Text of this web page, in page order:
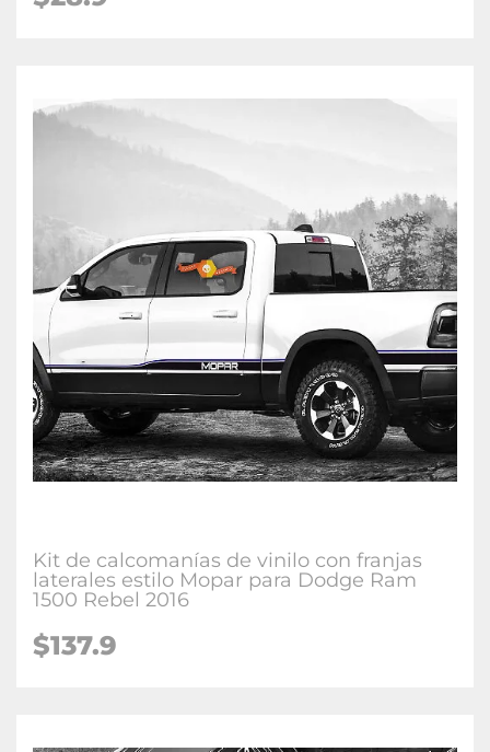
Kit de calcomanías de vinilo con franjas
laterales estilo Mopar para Dodge Ram
1500 Rebel 2016
$137.9